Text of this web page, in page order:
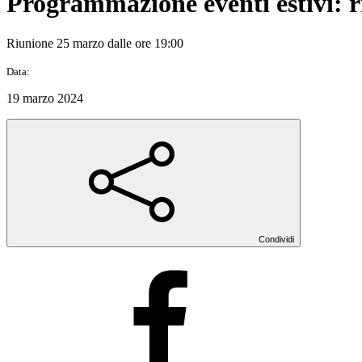
Riunione 25 marzo dalle ore 19:00
Data:
19 marzo 2024
Condividi